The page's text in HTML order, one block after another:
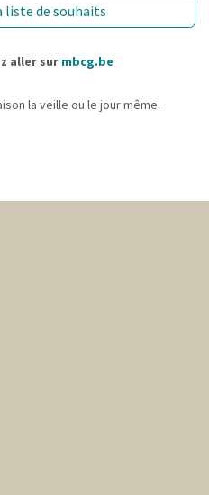
liste de souhaits
aller sur mbcg.be
la veille ou le jour même.